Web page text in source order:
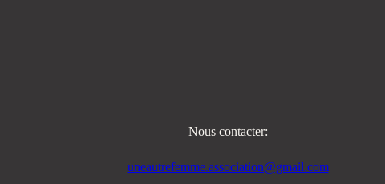
Nous contacter:
uneautrefemme.association@gmail.com